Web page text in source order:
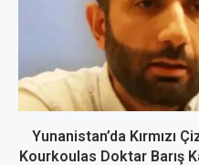
Yunanistan’da Kırmızı
Kourkoulas Doktar Barış